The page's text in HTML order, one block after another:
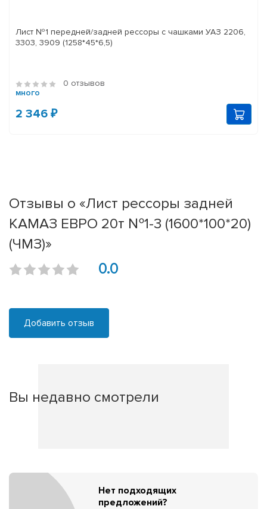
Лист №1 передней/задней рессоры с чашками УАЗ 2206,
3303, 3909 (1258*45*6,5)
0 отзывов
много
2 346 ₽
Отзывы о «Лист рессоры задней
КАМАЗ ЕВРО 20т №1-3 (1600*100*20)
(ЧМЗ)»
0.0
Добавить отзыв
Вы недавно смотрели
Нет подходящих
предложений?